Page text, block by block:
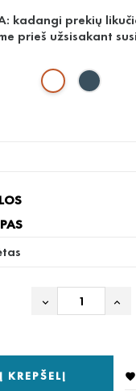
kadangi prekių
prieš užsisakant
Į KREPŠELĮ 